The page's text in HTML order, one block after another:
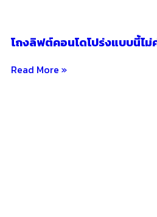
โถงลิฟต์คอนโดโปร่งแบบนี้ไ
Read More »